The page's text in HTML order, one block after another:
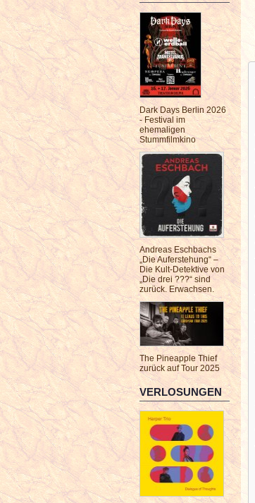
Dark Days Berlin 2026
- Festival im
ehemaligen
Stummfilmkino
Andreas Eschbachs
„Die Auferstehung“ –
Die Kult-Detektive von
„Die drei ???“ sind
zurück. Erwachsen.
The Pineapple Thief
zurück auf Tour 2025
VERLOSUNGEN